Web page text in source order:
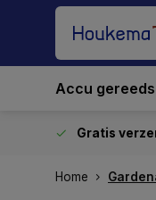
Accu
Gratis
Home